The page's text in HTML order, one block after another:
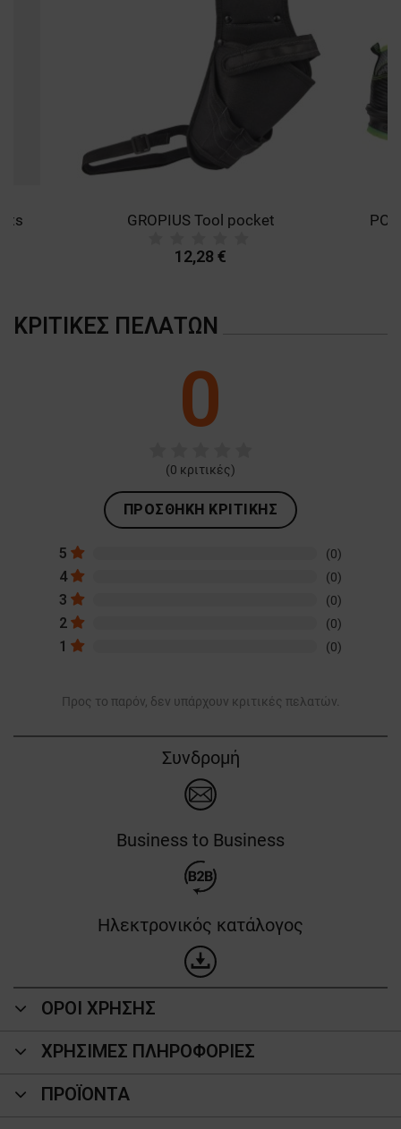
GROPIUS Tool pocket
12,28 €
ΚΡΙΤΙΚΈΣ ΠΕΛΑΤΏΝ
0
(0 κριτικές)
ΠΡΟΣΘΉΚΗ ΚΡΙΤΙΚΉΣ
5 (0)
4 (0)
3 (0)
2 (0)
1 (0)
Προς το παρόν, δεν υπάρχουν κριτικές πελατών.
Συνδρομή
Business to Business
Ηλεκτρονικός κατάλογος
ΟΡΟΙ ΧΡΗΣΗΣ
ΧΡΗΣΙΜΕΣ ΠΛΗΡΟΦΟΡΙΕΣ
ΠΡΟΪΌΝΤΑ